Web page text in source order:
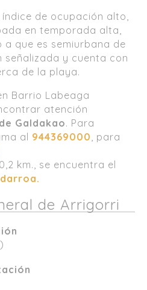
de ocupación alto,
en temporada alta,
que es semiurbana de
y cuenta con
de la playa.
Barrio Labeaga
atención
Galdakao. Para
al 944369000, para
km., se encuentra el
de Arrigorri